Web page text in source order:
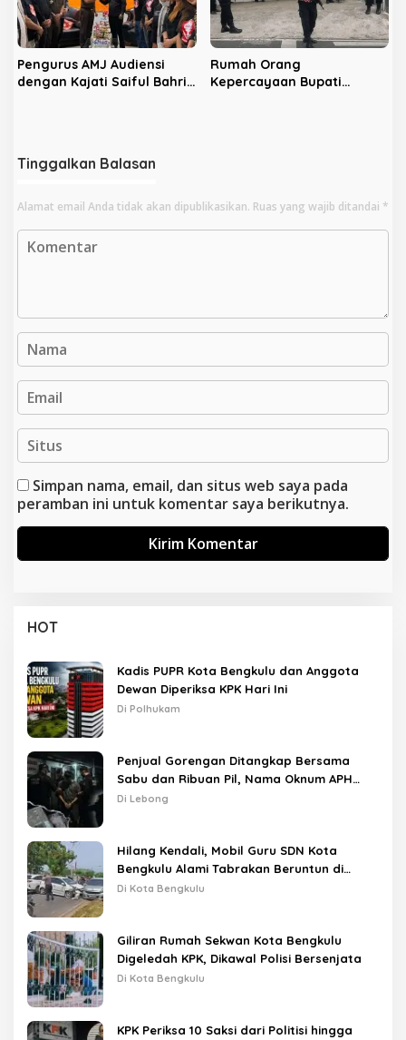
Pengurus AMJ Audiensi
dengan Kajati Saiful Bahri
Rumah Orang
Kepercayaan Bupati
Tinggalkan Balasan
Alamat email Anda tidak akan dipublikasikan. Ruas yang wajib ditandai *
Simpan nama, email, dan situs web saya pada
peramban ini untuk komentar saya berikutnya.
HOT
Kadis PUPR Kota Bengkulu dan Anggota
Dewan Diperiksa KPK Hari Ini
Di Polhukam
Penjual Gorengan Ditangkap Bersama
Sabu dan Ribuan Pil, Nama Oknum APH
Disebut Saat Interogasi
Di Lebong
Hilang Kendali, Mobil Guru SDN Kota
Bengkulu Alami Tabrakan Beruntun di
Lampu Merah
Di Kota Bengkulu
Giliran Rumah Sekwan Kota Bengkulu
Digeledah KPK, Dikawal Polisi Bersenjata
Di Kota Bengkulu
KPK Periksa 10 Saksi dari Politisi hingga